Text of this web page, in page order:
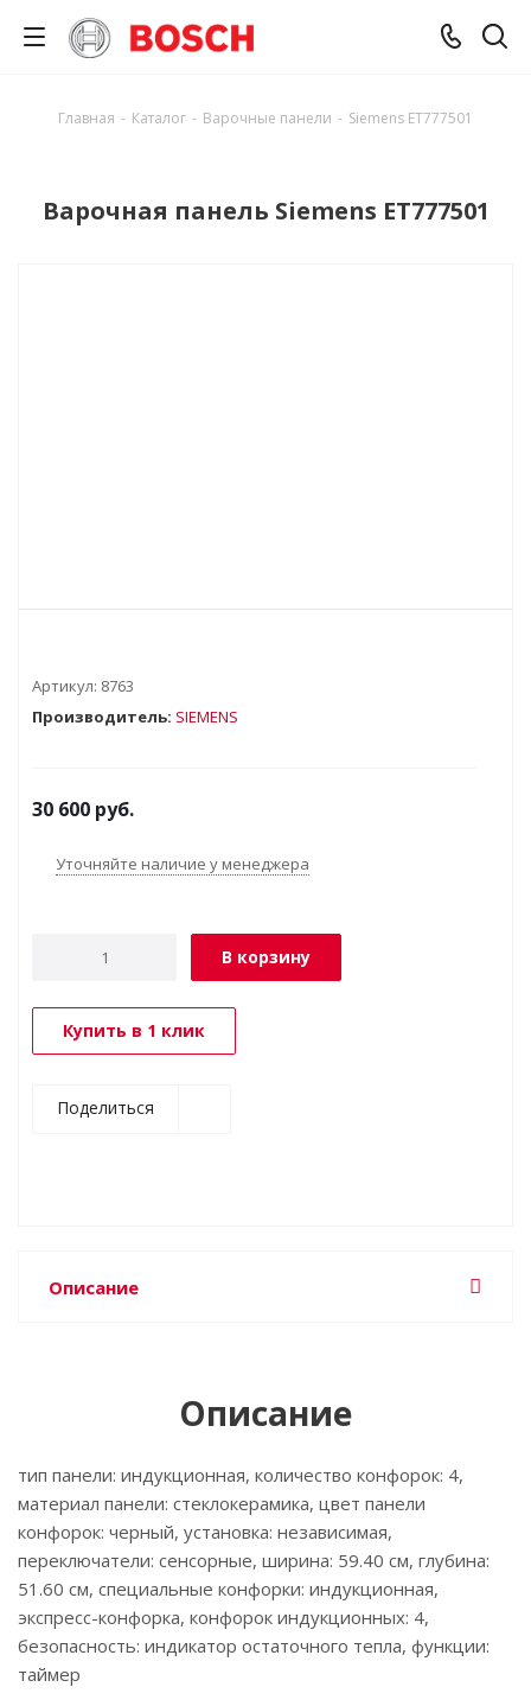
Главная - Каталог - Варочные панели - Siemens ET777501
Варочная панель Siemens ET777501
Артикул: 8763
Производитель: SIEMENS
30 600 руб.
Уточняйте наличие у менеджера
В корзину
Купить в 1 клик
Поделиться
Описание
Описание
тип панели: индукционная, количество конфорок: 4,
материал панели: стеклокерамика, цвет панели
конфорок: черный, установка: независимая,
переключатели: сенсорные, ширина: 59.40 см, глубина:
51.60 см, специальные конфорки: индукционная,
экспресс-конфорка, конфорок индукционных: 4,
безопасность: индикатор остаточного тепла, функции:
таймер